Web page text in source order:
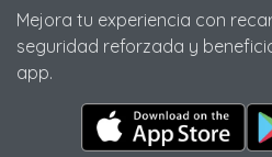
Mejora tu experiencia con
seguridad reforzada y
app.